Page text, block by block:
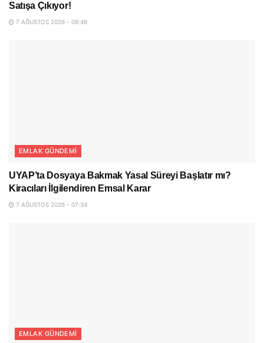
Satışa Çıkıyor!
7 AĞUSTOS 2026 - 09:49
EMLAK GÜNDEMI
UYAP’ta Dosyaya Bakmak Yasal Süreyi Başlatır mı?
Kiracıları İlgilendiren Emsal Karar
7 AĞUSTOS 2026 - 07:34
EMLAK GÜNDEMI